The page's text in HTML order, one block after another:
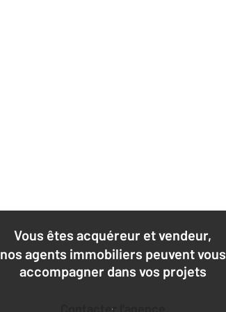
Vous êtes acquéreur et vendeur,
nos agents immobiliers peuvent vous
accompagner dans vos projets
Contacter l'agence